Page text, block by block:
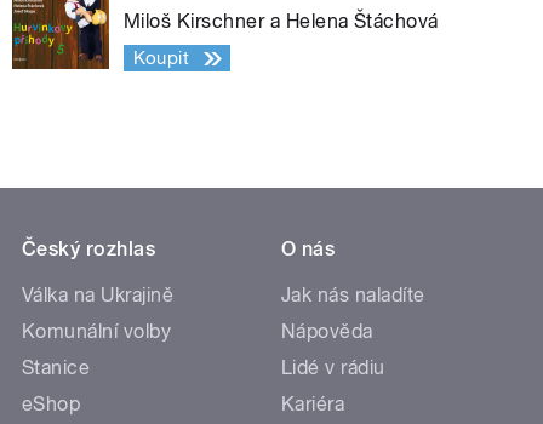
Miloš Kirschner a Helena Štáchová
Koupit
Český rozhlas
Válka na Ukrajině
Komunální volby
Stanice
eShop
O nás
Jak nás naladíte
Nápověda
Lidé v rádiu
Kariéra